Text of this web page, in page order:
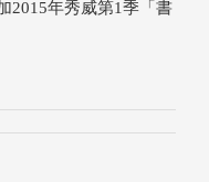
2015年秀威第1季「書